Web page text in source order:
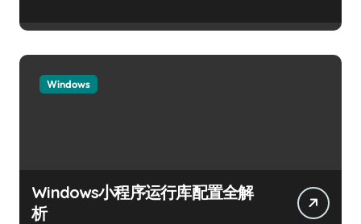
Windows
Windows小程序运行库配置全解
析